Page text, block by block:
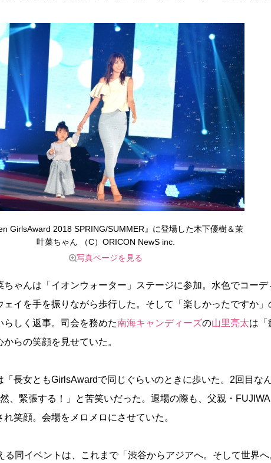
GirlsAward 2018 SPRING/SUMMER』に登場した木下優樹＆茉
叶菜ちゃん （C）ORICON NewS inc.
写真ページを見る
ゃんは「イオンウォーター」ステージに参加。水色でコーデ
ェイを手を振りながら歩行した。そして「楽しかったですか」
らしく返事。司会を務めた南海キャンディーズの山里亮太は「
らの笑顔を見せていた。
長女ともGirlsAwardで同じぐらいのときに歩いた。2回目な
、緊張する！」と苦笑いだった。退場の際も、父親・
笑顔。会場をメロメロにさせていた。
同イベントは、これまで「渋谷からアジアへ。そして世界へ